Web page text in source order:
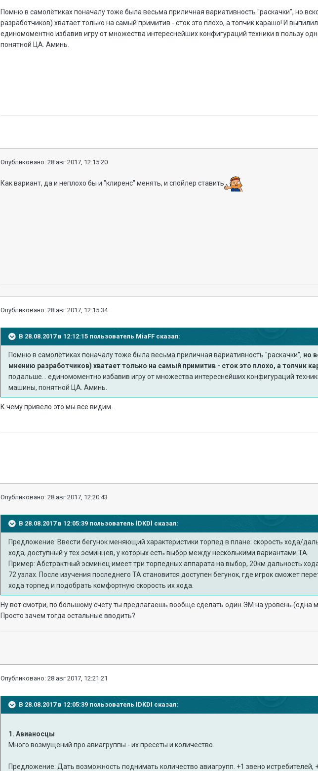
Помню в самолётиках поначалу тоже была весьма приличная вариативность "раскачки", но
разработчиков) хватает только на самый примитив - сток это плохо, а топчик карашо! И
единомоментно избавив игру от множества интереснейших конфигураций техники в пользу
понятной ЦА. Аминь.
Опубликовано:28 авг 2017, 12:15:20
Как вариант, да и неплохо бы и "клиренс" менять, и спойлер ставить
Опубликовано:28 авг 2017, 12:15:34
В 28.08.2017 в 12:12:15 пользователь MiaFF сказал:
Помню в самолётиках поначалу тоже была весьма приличная вариативность "раскачки", но
мнению разработчиков) хватает только на самый примитив - сток это плохо, а топчик
подальше... единомоментно избавив игру от множества интереснейших конфигураций
машины, понятной ЦА. Аминь.
К чему привело это мы все видим.
Опубликовано:28 авг 2017, 12:20:43
В 28.08.2017 в 12:05:39 пользователь lDKDl сказал:
Предложение: Ввести бегунок меняющий характеристики торпед в плане: скорость хода/
хода, доступный у тех эсминцев, у которых есть выбор между несколькими вариантами ТА.
Пример: Абстрактный эсминец имеет три торпедных аппарата на выбор, 20км дальность
72 узлах. После изучения последнего ТА становится доступен бегунок, где игрок сможет
хода торпед и подобрать комфортную скорость их хода.
Ну вот смотри, по большому счету ты предлагаешь вообще сделать один ЭМ на уровень (одна
Просто зачем тогда остальные вводить?
Опубликовано:28 авг 2017, 12:21:21
В 28.08.2017 в 12:05:39 пользователь lDKDl сказал:
1. Авианосцы
Много возмущений про авиагруппы - их пресеты и количество.
Предложение: Дать возможность поднимать количество авиагрупп. +1 звено истребителей,